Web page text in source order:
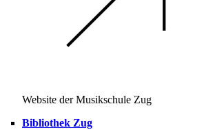
Website der Musikschule Zug
Bibliothek Zug